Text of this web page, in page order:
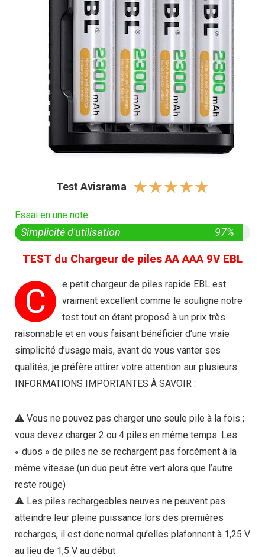
Test Avisrama ☆☆☆☆☆
Essai en une note
Simplicité d'utilisation 97%
TEST du Chargeur de piles AA AAA 9V EBL
C
e petit chargeur de piles rapide EBL est
vraiment excellent comme le souligne notre
test tout en étant proposé à un prix très
raisonnable et en vous faisant bénéficier d’une vraie
simplicité d’usage mais, avant de vous vanter ses
qualités, je préfère attirer votre attention sur plusieurs
INFORMATIONS IMPORTANTES À SAVOIR :
⚠️ Vous ne pouvez pas charger une seule pile à la fois ;
vous devez charger 2 ou 4 piles en même temps. Les
« duos » de piles ne se rechargent pas forcément à la
même vitesse (un duo peut être vert alors que l’autre
reste rouge)
⚠️ Les piles rechargeables neuves ne peuvent pas
atteindre leur pleine puissance lors des premières
recharges, il est donc normal qu’elles plafonnent à 1,25 V
au lieu de 1,5 V au début